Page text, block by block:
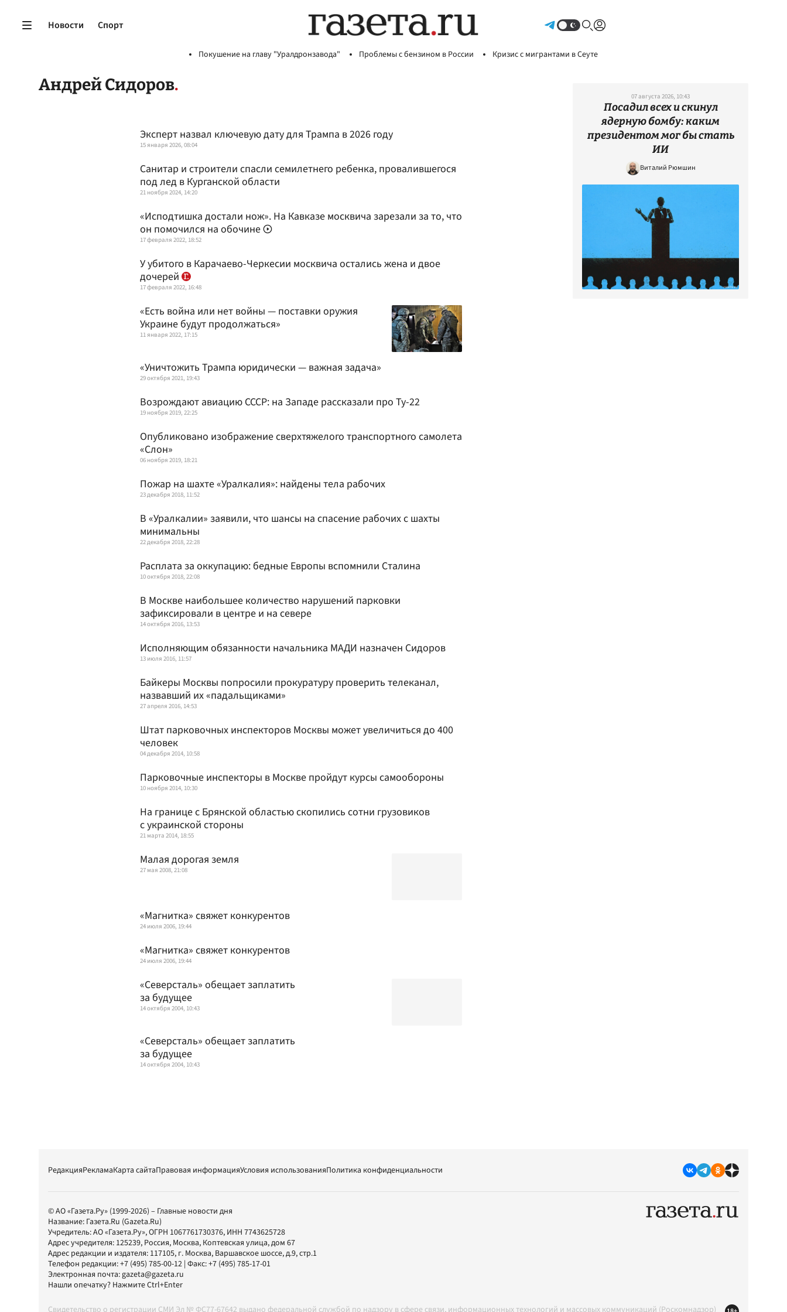
Новости Спорт
Покушение на главу "Уралдронзавода" Проблемы с бензином в России Кризис с мигрантами в Сеуте
Андрей Сидоров
Эксперт назвал ключевую дату для Трампа в 2026 году
15 января 2026, 08:04
Санитар и строители спасли семилетнего ребенка, провалившегося
под лед в Курганской области
21 ноября 2024, 14:20
«Исподтишка достали нож». На Кавказе москвича зарезали за то, что
он помочился на обочине
17 февраля 2022, 18:52
У убитого в Карачаево-Черкесии москвича остались жена и двое
дочерей
17 февраля 2022, 16:48
«Есть война или нет войны — поставки оружия
Украине будут продолжаться»
11 января 2022, 17:15
«Уничтожить Трампа юридически — важная задача»
29 октября 2021, 19:43
Возрождают авиацию СССР: на Западе рассказали про Ту-22
19 ноября 2019, 22:25
Опубликовано изображение сверхтяжелого транспортного самолета
«Слон»
06 ноября 2019, 18:21
Пожар на шахте «Уралкалия»: найдены тела рабочих
23 декабря 2018, 11:52
В «Уралкалии» заявили, что шансы на спасение рабочих с шахты
минимальны
22 декабря 2018, 22:28
Расплата за оккупацию: бедные Европы вспомнили Сталина
10 октября 2018, 22:08
В Москве наибольшее количество нарушений парковки
зафиксировали в центре и на севере
14 октября 2016, 13:53
Исполняющим обязанности начальника МАДИ назначен Сидоров
13 июля 2016, 11:57
Байкеры Москвы попросили прокуратуру проверить телеканал,
назвавший их «падальщиками»
27 апреля 2016, 14:53
Штат парковочных инспекторов Москвы может увеличиться до 400
человек
04 декабря 2014, 10:58
Парковочные инспекторы в Москве пройдут курсы самообороны
10 ноября 2014, 10:30
На границе с Брянской областью скопились сотни грузовиков
с украинской стороны
21 марта 2014, 18:55
Малая дорогая земля
27 мая 2008, 21:08
«Магнитка» свяжет конкурентов
24 июля 2006, 19:44
«Магнитка» свяжет конкурентов
24 июля 2006, 19:44
«Северсталь» обещает заплатить
за будущее
14 октября 2004, 10:43
«Северсталь» обещает заплатить
за будущее
14 октября 2004, 10:43
07 августа 2026, 10:43
Посадил всех и скинул
ядерную бомбу: каким
президентом мог бы стать
ИИ
Виталий Рюмшин
РедакцияРекламаКарта сайтаПравовая информацияУсловия использованияПолитика конфиденциальности
© АО «Газета.Ру» (1999-2026) – Главные новости дня
Название: Газета.Ru (Gazeta.Ru)
Учредитель:АО «Газета.Ру», ОГРН 1067761730376, ИНН 7743625728
Адрес учредителя: 125239, Россия, Москва, Коптевская улица, дом 67
Адрес редакции и издателя: 117105, г. Москва, Варшавское шоссе, д.9, стр.1
Телефон редакции:+7 (495) 785-00-12 | Факс:+7 (495) 785-17-01
Электронная почта:gazeta@gazeta.ru
Нашли опечатку? Нажмите Ctrl+Enter
Свидетельство о регистрации СМИ Эл № ФС77-67642 выдано федеральной службой по надзору в сфере связи, информационных технологий и массовых коммуникаций (Роскомнадзор)